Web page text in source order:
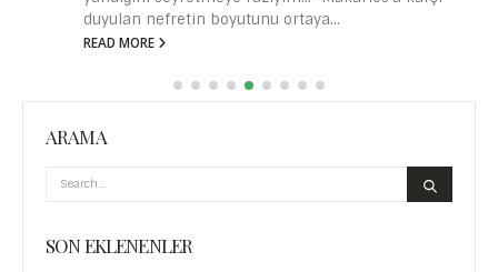
duyulan nefretin boyutunu ortaya...
READ MORE
ARAMA
SON EKLENENLER